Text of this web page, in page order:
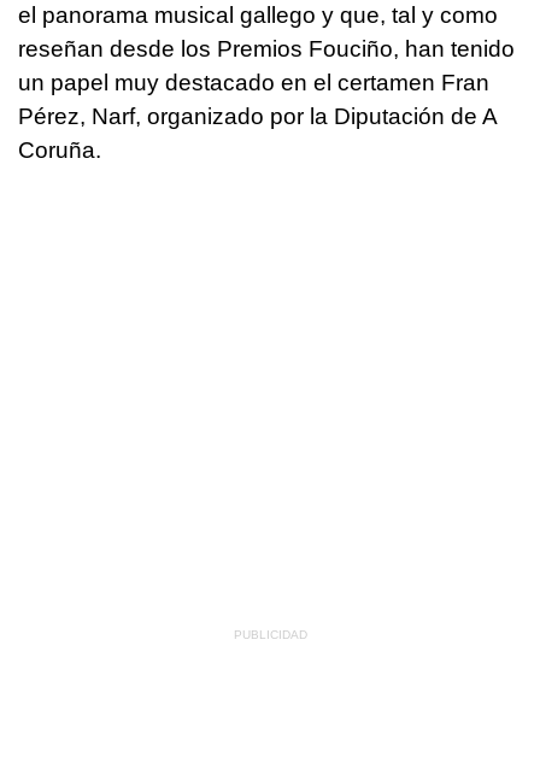
el panorama musical gallego y que, tal y como
reseñan desde los Premios Fouciño, han tenido
un papel muy destacado en el certamen Fran
Pérez, Narf, organizado por la Diputación de A
Coruña.